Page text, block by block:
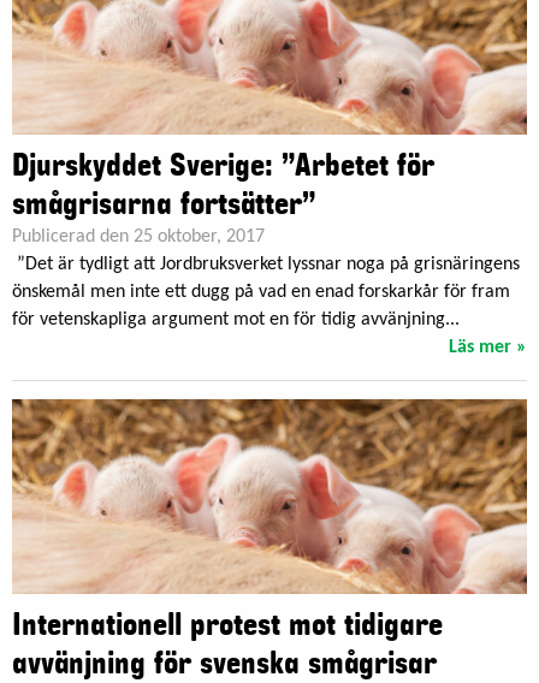
Djurskyddet Sverige: ”Arbetet för
smågrisarna fortsätter”
Publicerad den 25 oktober, 2017
”Det är tydligt att Jordbruksverket lyssnar noga på grisnäringens
önskemål men inte ett dugg på vad en enad forskarkår för fram
för vetenskapliga argument mot en för tidig avvänjning...
Läs mer »
Internationell protest mot tidigare
avvänjning för svenska smågrisar